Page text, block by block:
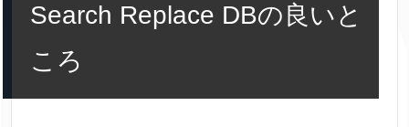
Search Replace DBの良いと
ころ